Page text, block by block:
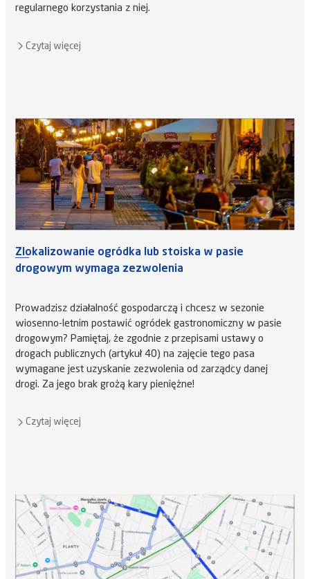
regularnego korzystania z niej.
Czytaj więcej
Zlokalizowanie ogródka lub stoiska w pasie
drogowym wymaga zezwolenia
Prowadzisz działalność gospodarczą i chcesz w sezonie
wiosenno-letnim postawić ogródek gastronomiczny w pasie
drogowym? Pamiętaj, że zgodnie z przepisami ustawy o
drogach publicznych (artykuł 40) na zajęcie tego pasa
wymagane jest uzyskanie zezwolenia od zarządcy danej
drogi. Za jego brak grożą kary pieniężne!
Czytaj więcej